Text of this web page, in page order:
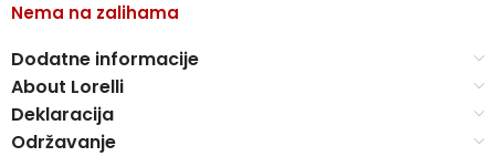
Nema na zalihama
Dodatne informacije
About Lorelli
Deklaracija
Održavanje